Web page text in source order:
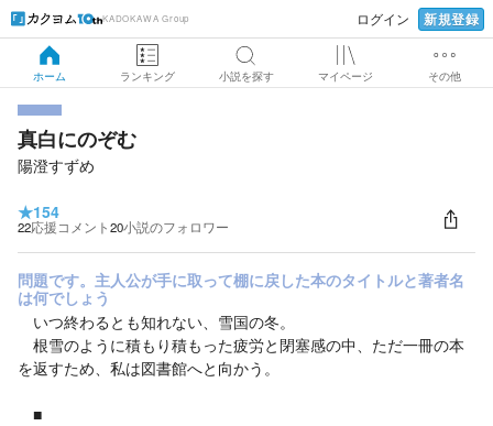
KADOKAWA Group ログイン 新規登録
ホーム ランキング 小説を探す マイページ その他
真白にのぞむ
陽澄すずめ
★154
22応援コメント20小説のフォロワー
問題です。主人公が手に取って棚に戻した本のタイトルと著者名
は何でしょう
いつ終わるとも知れない、雪国の冬。
根雪のように積もり積もった疲労と閉塞感の中、ただ一冊の本
を返すため、私は図書館へと向かう。
■